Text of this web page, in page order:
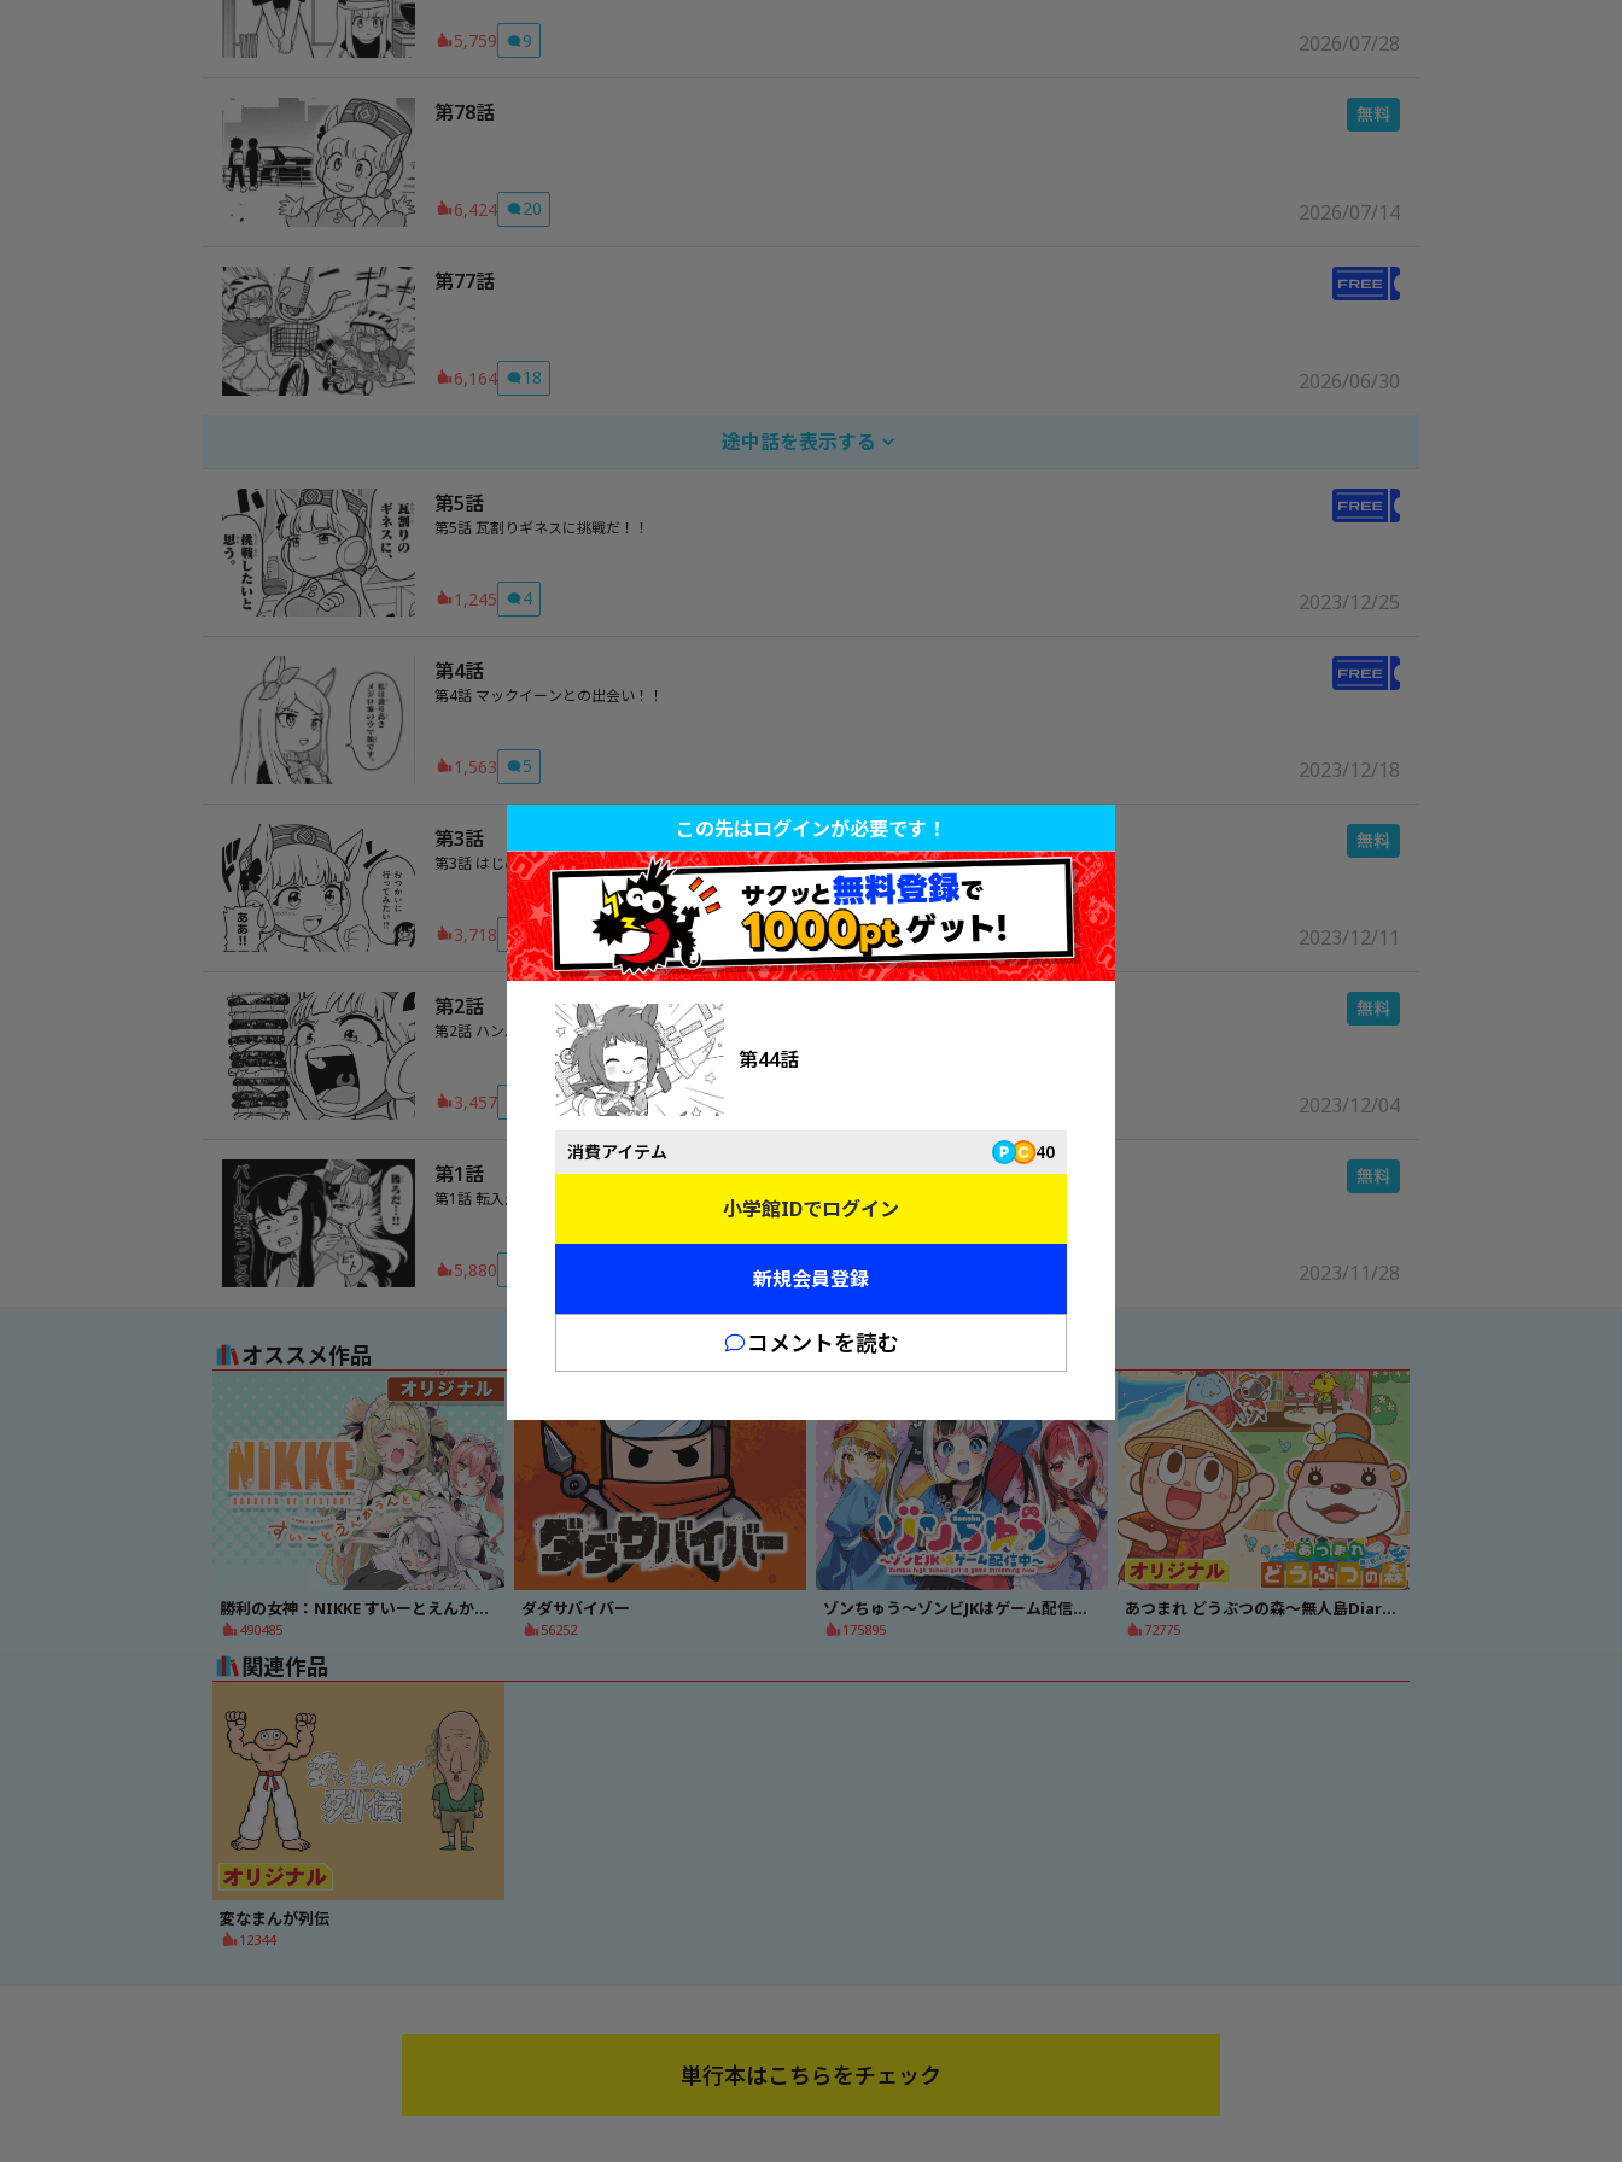
5,759 9 2026/07/28
第78話
6,424 20 2026/07/14
第77話
6,164 18 2026/06/30
途中話を表示する
第5話
第5話 瓦割りギネスに挑戦だ！！
1,245 4 2023/12/25
第4話
第4話 マックイーンとの出会い！！
1,563 5 2023/12/18
第3話
第3話 はじめてのおつかい！！
3,718 2 2023/12/11
第2話
第2話 ハンバーガーを作ろう！！
3,457 2023/12/04
第1話
第1話 転入生はゴルシちゃん！！
5,880 2023/11/28
この先はログインが必要です！
第44話
消費アイテム 40
小学館IDでログイン
新規会員登録
コメントを読む
オススメ作品
勝利の女神：NIKKE すいーとえんかうんと
490485
ダダサバイバー
56252
ゾンちゅう～ゾンビJKはゲーム配信中～
175895
あつまれ どうぶつの森～無人島Diary～
72775
関連作品
変なまんが列伝
12344
単行本はこちらをチェック